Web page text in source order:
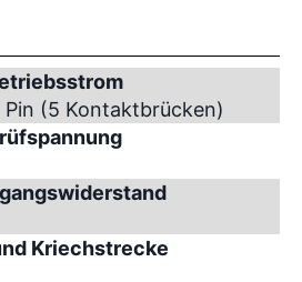
Pin (5 Kontaktbrücken)
Kriechstrecke